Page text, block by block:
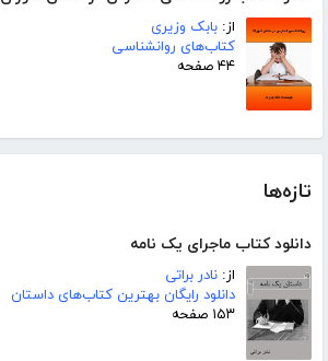
از: بابک وزیری
کتاب‌های روانشناسی
۴۴ صفحه
تازه‌ها
دانلود کتاب ماجرای یک نامه
از: نادر براتی
دانلود رایگان بهترین کتاب‌های داستان
۱۵۳ صفحه